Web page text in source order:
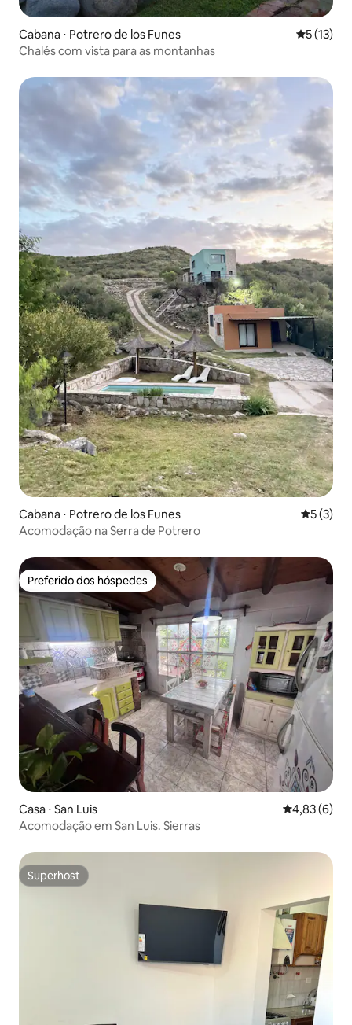
Cabana ⋅ Potrero de los Funes 5 de uma
5 (13)
Chalés com vista para as montanhas
Cabana ⋅ Potrero de los Funes 5 de
5 (3)
Acomodação na Serra de Potrero
Preferido dos hóspedes
Preferido dos hóspedes
Casa ⋅ San Luis 4,83 de uma
4,83 (6)
Acomodação em San Luis. Sierras
Superhost
Superhost